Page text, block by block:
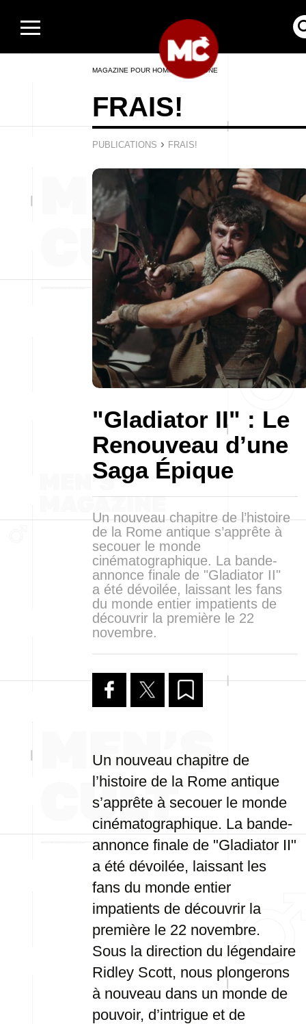
MAGAZINE POUR HOMMES EN LIGNE
FRAIS!
PUBLICATIONS › FRAIS!
"Gladiator II" : Le
Renouveau d’une
Saga Épique
Un nouveau chapitre de l’histoire
de la Rome antique s’apprête à
secouer le monde
cinématographique. La bande-
annonce finale de "Gladiator II"
a été dévoilée, laissant les fans
du monde entier impatients de
découvrir la première le 22
novembre.
Un nouveau chapitre de
l’histoire de la Rome antique
s’apprête à secouer le monde
cinématographique. La bande-
annonce finale de "Gladiator II"
a été dévoilée, laissant les
fans du monde entier
impatients de découvrir la
première le 22 novembre.
Sous la direction du légendaire
Ridley Scott, nous plongerons
à nouveau dans un monde de
pouvoir, d’intrigue et de